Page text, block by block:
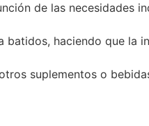
de las necesidades
haciendo que la
suplementos o